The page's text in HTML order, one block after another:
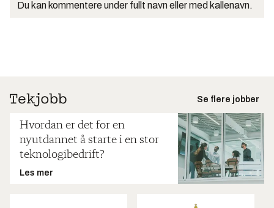
Du kan kommentere under fullt navn eller med kallenavn.
Se flere jobber
Hvordan er det for en
nyutdannet å starte i en stor
teknologibedrift?
Les mer